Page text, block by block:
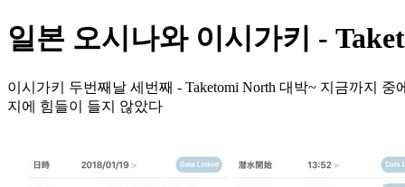
일본 오시나와 이시가키 -
이시가키 두번째날 세번째 - Taketomi North 대박~ 지금까지
지에 힘들이 들지 않았다